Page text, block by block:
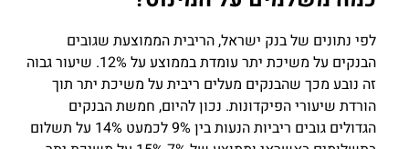
לפי נתונים של בנק ישראל, הריבית הממוצעת שגובים
הבנקים על משיכת יתר עומדת בממוצע על 12%. שיעור גבוה
זה נובע מכך שהבנקים מעלים ריבית על משיכת יתר תוך
הורדת שיעורי הפיקדונות. נכון להיום, חמשת הבנקים
הגדולים גובים ריביות הנעות בין 9% לכמעט 14% על תשלום